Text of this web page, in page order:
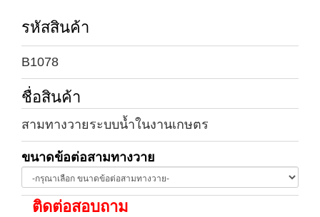
รหัสสินค้า
B1078
ชื่อสินค้า
สามทางวายระบบน้ำในงานเกษตร
ขนาดข้อต่อสามทางวาย
ติดต่อสอบถาม